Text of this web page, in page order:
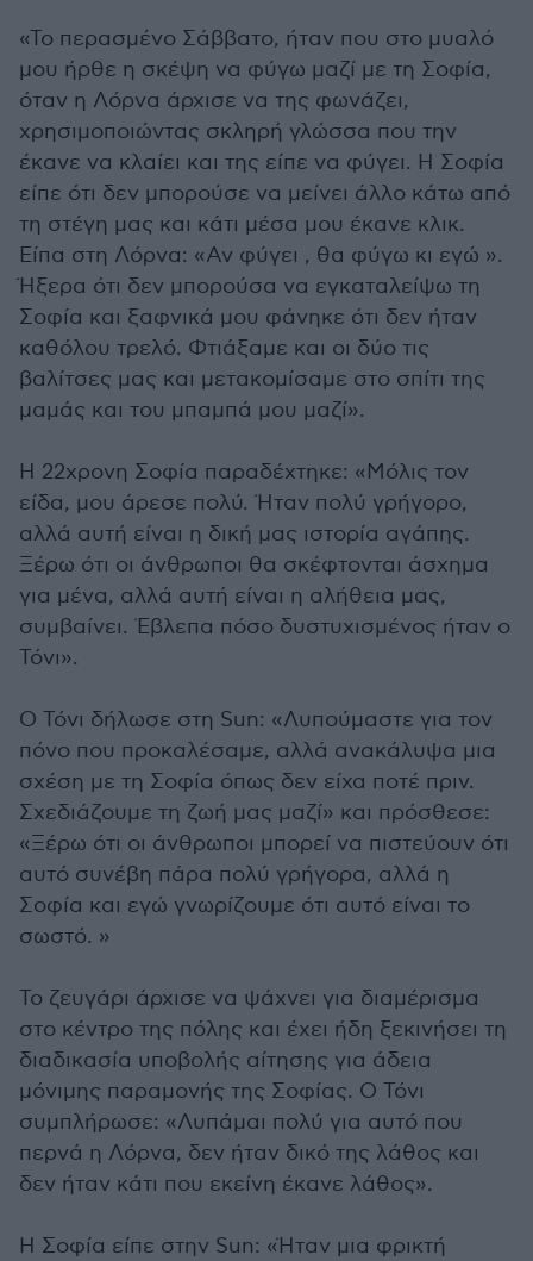
«Το περασμένο Σάββατο, ήταν που στο μυαλό
μου ήρθε η σκέψη να φύγω μαζί με τη Σοφία,
όταν η Λόρνα άρχισε να της φωνάζει,
χρησιμοποιώντας σκληρή γλώσσα που την
έκανε να κλαίει και της είπε να φύγει. Η Σοφία
είπε ότι δεν μπορούσε να μείνει άλλο κάτω από
τη στέγη μας και κάτι μέσα μου έκανε κλικ.
Είπα στη Λόρνα: «Αν φύγει , θα φύγω κι εγώ ».
Ήξερα ότι δεν μπορούσα να εγκαταλείψω τη
Σοφία και ξαφνικά μου φάνηκε ότι δεν ήταν
καθόλου τρελό. Φτιάξαμε και οι δύο τις
βαλίτσες μας και μετακομίσαμε στο σπίτι της
μαμάς και του μπαμπά μου μαζί».
Η 22χρονη Σοφία παραδέχτηκε: «Μόλις τον
είδα, μου άρεσε πολύ. Ήταν πολύ γρήγορο,
αλλά αυτή είναι η δική μας ιστορία αγάπης.
Ξέρω ότι οι άνθρωποι θα σκέφτονται άσχημα
για μένα, αλλά αυτή είναι η αλήθεια μας,
συμβαίνει. Έβλεπα πόσο δυστυχισμένος ήταν ο
Τόνι».
Ο Τόνι δήλωσε στη Sun: «Λυπούμαστε για τον
πόνο που προκαλέσαμε, αλλά ανακάλυψα μια
σχέση με τη Σοφία όπως δεν είχα ποτέ πριν.
Σχεδιάζουμε τη ζωή μας μαζί» και πρόσθεσε:
«Ξέρω ότι οι άνθρωποι μπορεί να πιστεύουν ότι
αυτό συνέβη πάρα πολύ γρήγορα, αλλά η
Σοφία και εγώ γνωρίζουμε ότι αυτό είναι το
σωστό. »
Το ζευγάρι άρχισε να ψάχνει για διαμέρισμα
στο κέντρο της πόλης και έχει ήδη ξεκινήσει τη
διαδικασία υποβολής αίτησης για άδεια
μόνιμης παραμονής της Σοφίας. Ο Τόνι
συμπλήρωσε: «Λυπάμαι πολύ για αυτό που
περνά η Λόρνα, δεν ήταν δικό της λάθος και
δεν ήταν κάτι που εκείνη έκανε λάθος».
Η Σοφία είπε στην Sun: «Ήταν μια φρικτή